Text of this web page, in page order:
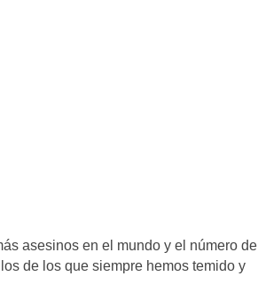
asesinos en el mundo y el número de
de los que siempre hemos temido y